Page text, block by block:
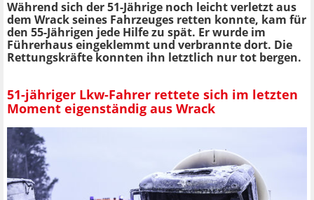
Während sich der 51-Jährige noch leicht verletzt aus
dem Wrack seines Fahrzeuges retten konnte, kam für
den 55-Jährigen jede Hilfe zu spät. Er wurde im
Führerhaus eingeklemmt und verbrannte dort. Die
Rettungskräfte konnten ihn letztlich nur tot bergen.
51-jähriger Lkw-Fahrer rettete sich im letzten
Moment eigenständig aus Wrack